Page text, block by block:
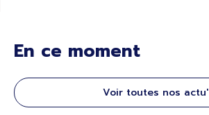
En ce moment
Voir toutes nos actu'